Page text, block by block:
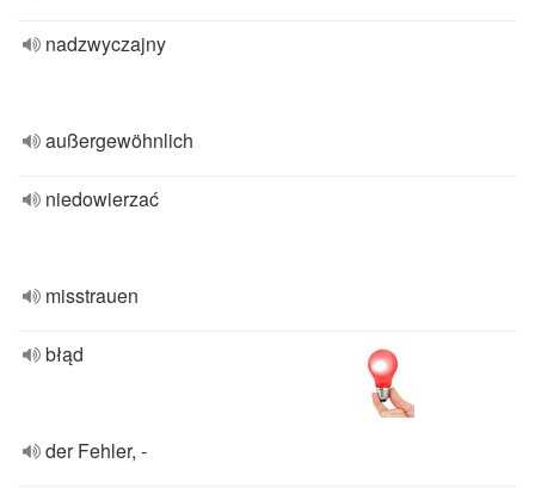
nadzwyczajny
außergewöhnlich
niedowierzać
misstrauen
błąd
der Fehler, -